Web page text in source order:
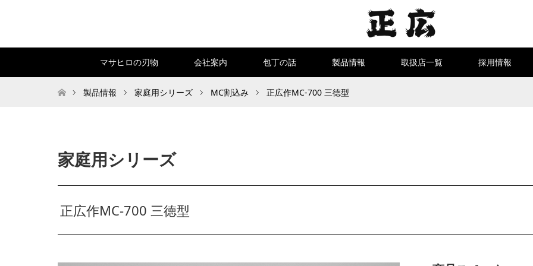
マサヒロの刃物 会社案内 包丁の話 製品情報 取扱店一覧 採用情報
トップページ
製品情報 家庭用シリーズ MC割込み 正広作MC-700 三徳型
家庭用シリーズ
正広作MC-700 三徳型